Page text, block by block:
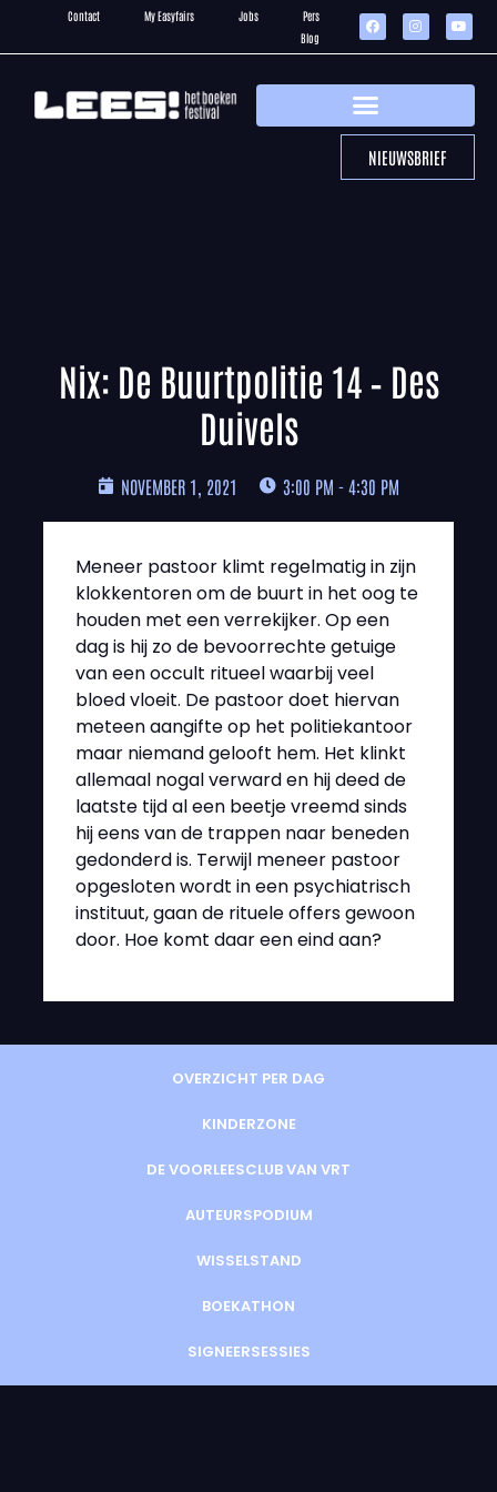
Contact My Easyfairs Jobs
Pers
Blog
NIEUWSBRIEF
OVERZICHT PER DAG
KINDERZONE
DE VOORLEESCLUB VAN VRT
AUTEURSPODIUM
WISSELSTAND
BOEKATHON
SIGNEERSESSIES
Nix: De Buurtpolitie 14 – Des
Duivels
NOVEMBER 1, 2021 3:00 PM - 4:30 PM
Meneer pastoor klimt regelmatig in zijn
klokkentoren om de buurt in het oog te
houden met een verrekijker. Op een
dag is hij zo de bevoorrechte getuige
van een occult ritueel waarbij veel
bloed vloeit. De pastoor doet hiervan
meteen aangifte op het politiekantoor
maar niemand gelooft hem. Het klinkt
allemaal nogal verward en hij deed de
laatste tijd al een beetje vreemd sinds
hij eens van de trappen naar beneden
gedonderd is. Terwijl meneer pastoor
opgesloten wordt in een psychiatrisch
instituut, gaan de rituele offers gewoon
door. Hoe komt daar een eind aan?